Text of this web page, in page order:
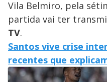
Vila Belmiro, pela
partida vai ter
TV.
Santos vive crise
recentes que